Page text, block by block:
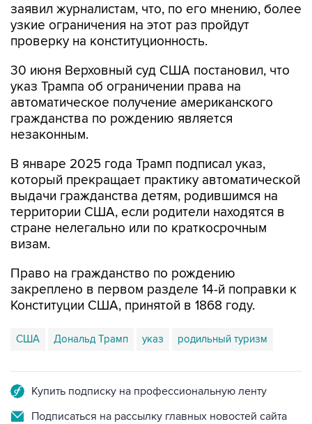
заявил журналистам, что, по его мнению, более
узкие ограничения на этот раз пройдут
проверку на конституционность.
30 июня Верховный суд США постановил, что
указ Трампа об ограничении права на
автоматическое получение американского
гражданства по рождению является
незаконным.
В январе 2025 года Трамп подписал указ,
который прекращает практику автоматической
выдачи гражданства детям, родившимся на
территории США, если родители находятся в
стране нелегально или по краткосрочным
визам.
Право на гражданство по рождению
закреплено в первом разделе 14-й поправки к
Конституции США, принятой в 1868 году.
США Дональд Трамп указ родильный туризм
Купить подписку на профессиональную ленту
Подписаться на рассылку главных новостей сайта